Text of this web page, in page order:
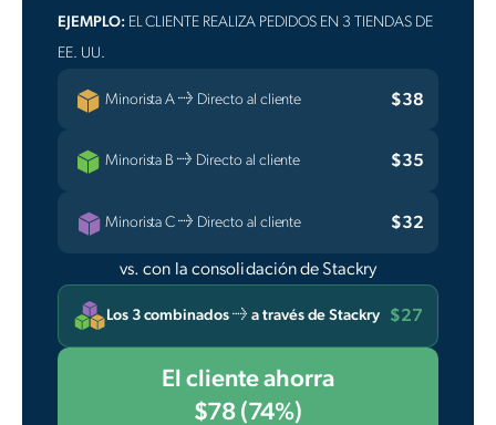
EJEMPLO: EL CLIENTE REALIZA PEDIDOS EN 3 TIENDAS DE
EE. UU.
Minorista A → Directo al cliente $38
Minorista B → Directo al cliente $35
Minorista C → Directo al cliente $32
vs. con la consolidación de Stackry
Los 3 combinados → a través de Stackry $27
El cliente ahorra
$78 (74%)